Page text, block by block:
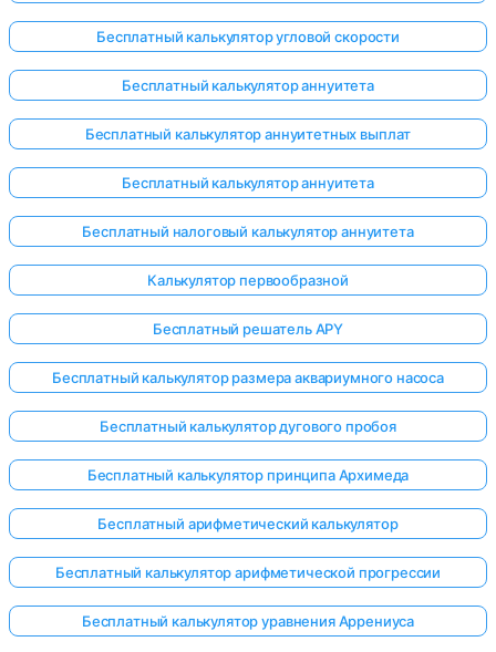
Бесплатный калькулятор угловой скорости
Бесплатный калькулятор аннуитета
Бесплатный калькулятор аннуитетных выплат
Бесплатный калькулятор аннуитета
Бесплатный налоговый калькулятор аннуитета
Калькулятор первообразной
Бесплатный решатель APY
Бесплатный калькулятор размера аквариумного насоса
Бесплатный калькулятор дугового пробоя
Бесплатный калькулятор принципа Архимеда
Бесплатный арифметический калькулятор
Бесплатный калькулятор арифметической прогрессии
Бесплатный калькулятор уравнения Аррениуса